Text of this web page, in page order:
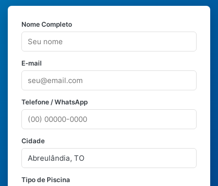
Nome Completo
E-mail
Telefone / WhatsApp
Cidade
Tipo de Piscina